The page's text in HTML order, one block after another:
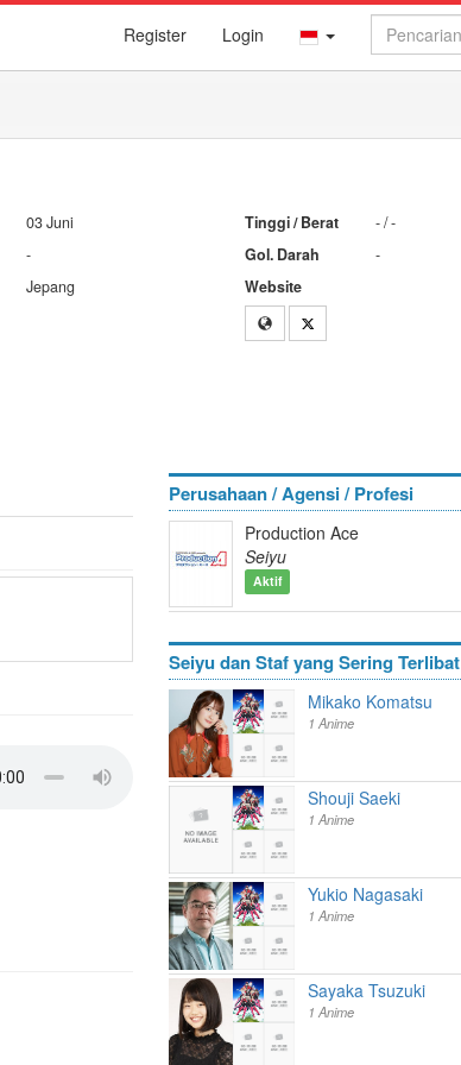
Register Login
03 Juni
-
Jepang
Tinggi / Berat
- / -
Gol. Darah
-
Website
Perusahaan / Agensi / Profesi
Production Ace
Seiyu
Aktif
Seiyu dan Staf yang Sering Terlibat
Mikako Komatsu
1 Anime
Shouji Saeki
1 Anime
Yukio Nagasaki
1 Anime
Sayaka Tsuzuki
1 Anime